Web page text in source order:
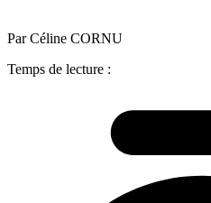
Par Céline CORNU
Temps de lecture :